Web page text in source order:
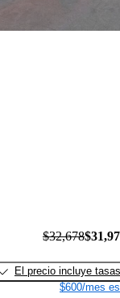
$32,678
El precio incluye tasas
$600/mes